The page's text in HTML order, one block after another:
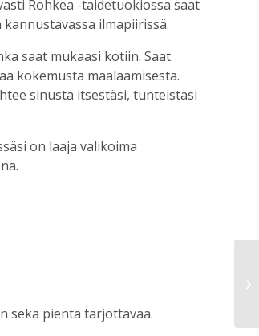
Rohkea -taidetuokiossa saat
ilmapiirissä.
saat mukaasi kotiin. Saat
kokemusta maalaamisesta.
sinusta itsestäsi, tunteistasi
on laaja valikoima
sekä pientä tarjottavaa.